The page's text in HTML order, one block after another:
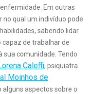
Em outras
qual um indivíduo pode
sabendo lidar
capaz de trabalhar de
comunidade. Tendo
Caleffi, psiquiatra
Moinhos de
alguns aspectos sobre o